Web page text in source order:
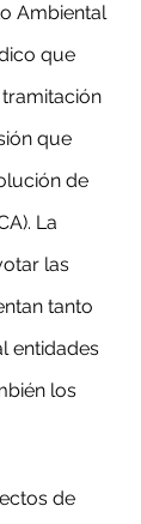
Ambiental
que
que
de
La
las
tanto
entidades
los
de